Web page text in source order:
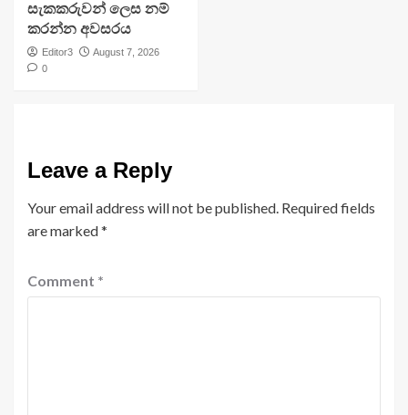
සැකකරුවන් ලෙස නම්
කරන්න අවසරය
Editor3
August 7, 2026
0
Leave a Reply
Your email address will not be published. Required fields
are marked*
Comment *